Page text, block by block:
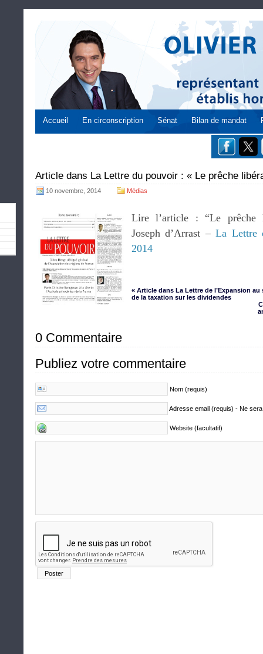
Accueil En circonscription Sénat Bilan de mandat
Article dans La Lettre du pouvoir : « Le prêche
10 novembre, 2014 Médias
Lire l’article : “Le prêche
Joseph d’Arrast –La Lettre
2014
« Article dans La Lettre de l’Expansion au
de la taxation sur les dividendes
0 Commentaire
Publiez votre commentaire
Nom (requis)
Adresse email (requis) - Ne
Website (facultatif)